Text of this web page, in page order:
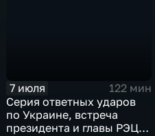
7 июля
122 мин
Серия ответных ударов
по Украине, встреча
президента и главы РЭЦ,